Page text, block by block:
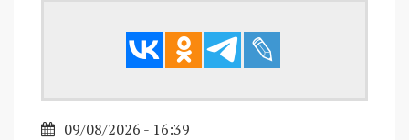
09/08/2026 - 16:39